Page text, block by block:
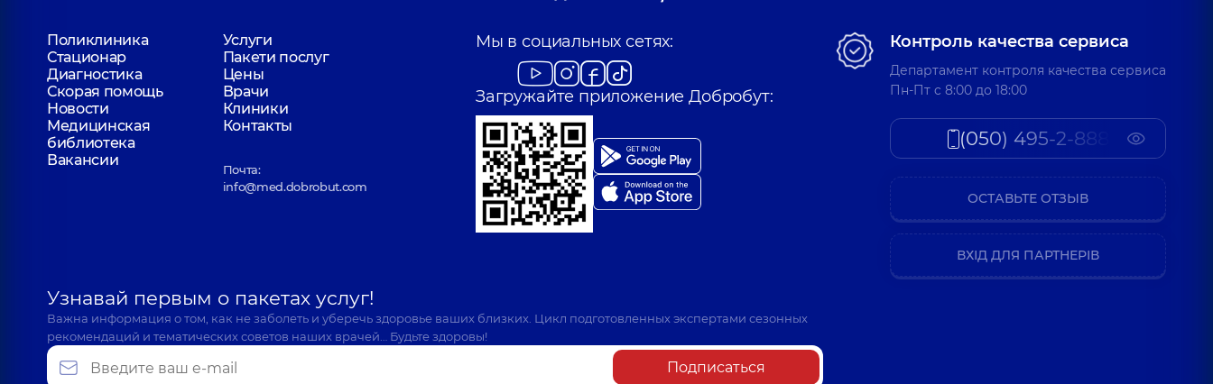
Поликлиника
Услуги
Стационар
Пакети послуг
Диагностика
Цены
Скорая помощь
Врачи
Новости
Клиники
Медицинская
библиотека
Контакты
Вакансии
Почта:
info@med.dobrobut.com
Мы в социальных сетях:
Загружайте приложение Добробут:
Узнавай первым о пакетах услуг!
Важна информация о том, как не заболеть и уберечь здоровье ваших близких. Цикл подготовленных экспертами сезонных
рекомендаций и тематических советов наших врачей… Будьте здоровы!
Подписаться
Контроль качества сервиса
Департамент контроля качества сервиса
Пн-Пт c 8:00 до 18:00
(050) 495-2-888
ОСТАВЬТЕ ОТЗЫВ
ВХІД ДЛЯ ПАРТНЕРІВ